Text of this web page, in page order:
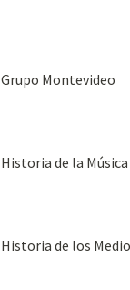
Grupo Montevideo
Historia de la
Historia de los